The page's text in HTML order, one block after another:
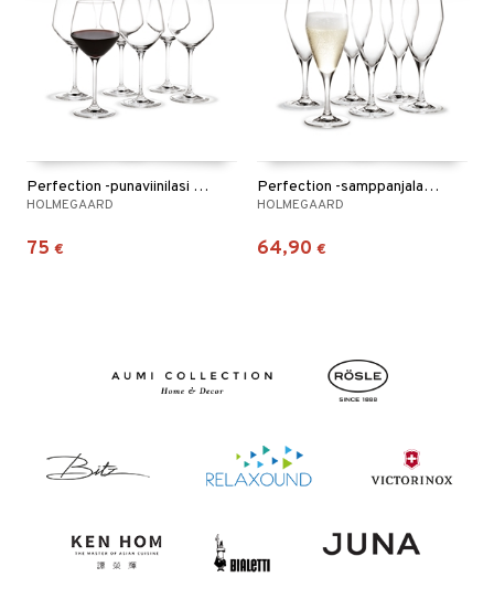
Perfection -punaviinilasi 43 cl 6 kpl / pakkaus
HOLMEGAARD
75 €
Perfection -samppanjalasi 6 kpl / pakkaus
HOLMEGAARD
64,90 €